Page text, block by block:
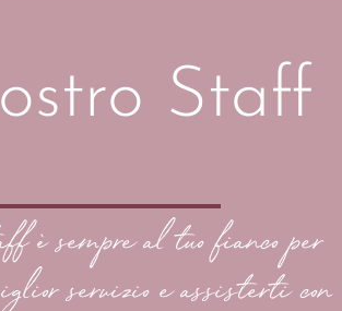
Staff
è sempre al tuo fianco per
servizio e assisterti con